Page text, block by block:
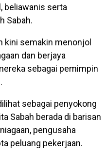
beliawanis serta
Sabah.
kini semakin menonjol
dan berjaya
sebagai pemimpin
sebagai penyokong
Sabah berada di barisan
pengusaha
peluang pekerjaan.